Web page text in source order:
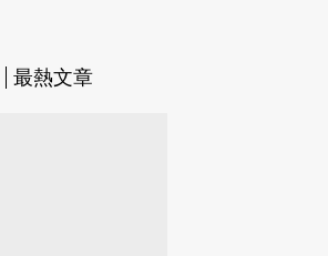
最熱文章